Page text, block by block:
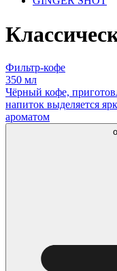
Фильтр-кофе
350 мл
Чёрный кофе,
напиток выделяется
ароматом